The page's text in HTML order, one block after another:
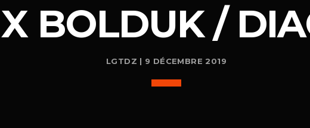
BOLDUK /
LGTDZ | 9 DÉCEMBRE 2019